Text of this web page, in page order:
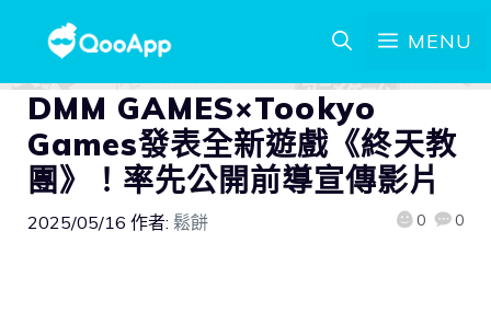
MENU
DMM GAMES×Tookyo
Games發表全新遊戲《終天教
團》！率先公開前導宣傳影片
2025/05/16 作者: 鬆餅 0 0